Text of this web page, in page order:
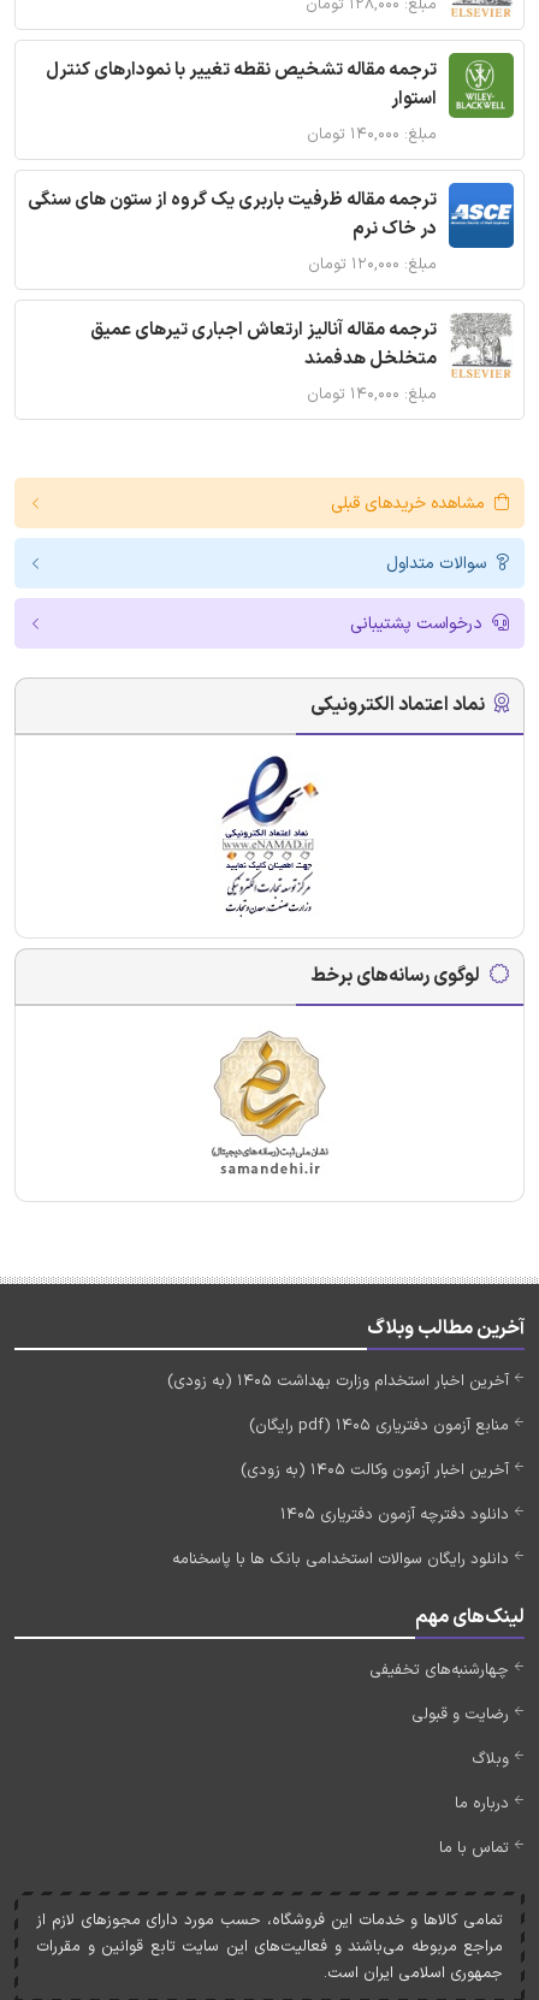
مبلغ: ۱۲۸,۰۰۰ تومان
ترجمه مقاله تشخیص نقطه تغییر با نمودارهای کنترل
استوار
مبلغ: ۱۴۰,۰۰۰ تومان
ترجمه مقاله ظرفیت باربری یک گروه از ستون های سنگی
در خاک نرم
مبلغ: ۱۲۰,۰۰۰ تومان
ترجمه مقاله آنالیز ارتعاش اجباری تیرهای عمیق
متخلخل هدفمند
مبلغ: ۱۴۰,۰۰۰ تومان
مشاهده خریدهای قبلی
سوالات متداول
درخواست پشتیبانی
نماد اعتماد الکترونیکی
لوگوی رسانه‌های برخط
آخرین مطالب وبلاگ
آخرین اخبار استخدام وزارت بهداشت 1405 (به زودی)
منابع آزمون دفتریاری 1405 (pdf رایگان)
آخرین اخبار آزمون وکالت 1405 (به زودی)
دانلود دفترچه آزمون دفتریاری 1405
دانلود رایگان سوالات استخدامی بانک ها با پاسخنامه
لینک‌های مهم
چهارشنبه‌های تخفیفی
رضایت و قبولی
وبلاگ
درباره ما
تماس با ما
تمامی کالاها و خدمات اين فروشگاه، حسب مورد دارای مجوزهای لازم از
مراجع مربوطه می‌باشند و فعاليت‌های اين سايت تابع قوانين و مقررات
جمهوری اسلامی ايران است.